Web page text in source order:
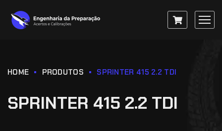
HOME PRODUTOS SPRINTER 415 2.2 TDI
SPRINTER 415 2.2 TDI